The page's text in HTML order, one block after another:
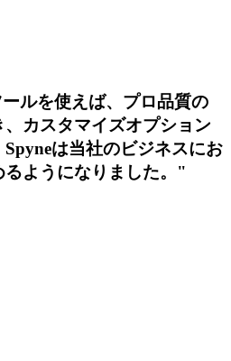
ルを使えば、プロ品質の
カスタマイズオプション
は当社のビジネスにお
ようになりました。"